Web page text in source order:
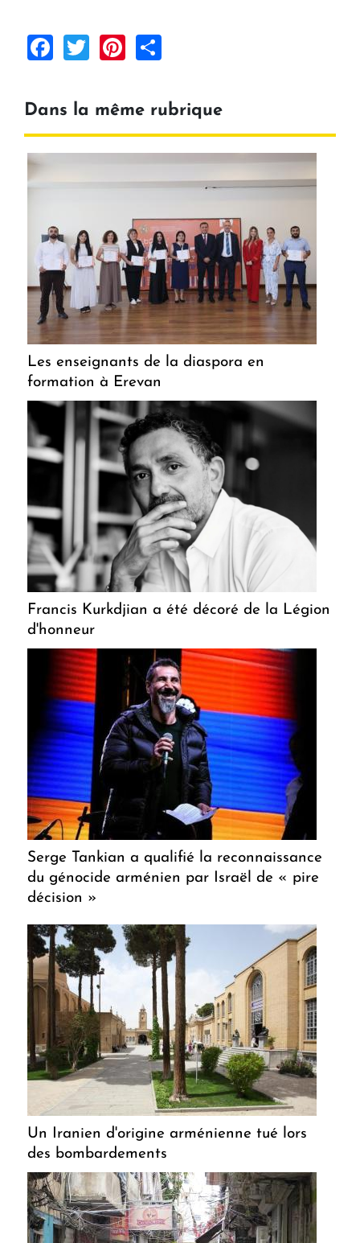
Facebook
TwitterPinterest
Dans la même rubrique
Les enseignants de la diaspora en
formation à Erevan
Francis Kurkdjian a été décoré de la Légion
d'honneur
Serge Tankian a qualifié la reconnaissance
du génocide arménien par Israël de « pire
décision »
Un Iranien d'origine arménienne tué lors
des bombardements